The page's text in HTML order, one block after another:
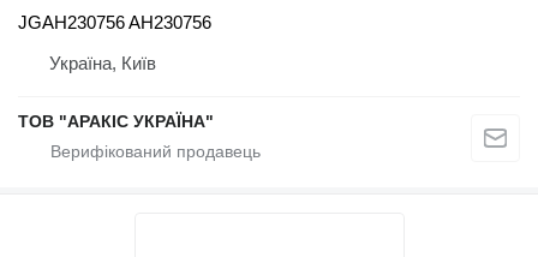
JGAH230756 AH230756
Україна, Київ
ТОВ "АРАКІС УКРАЇНА"